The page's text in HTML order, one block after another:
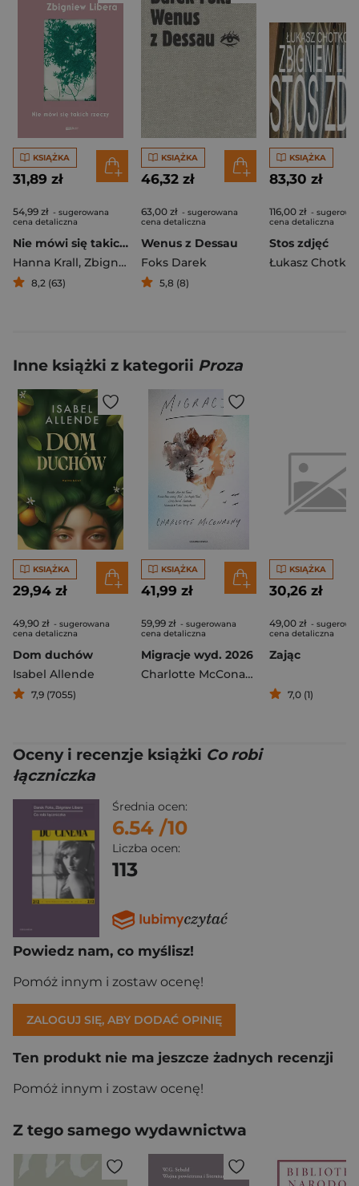
KSIĄŻKA
31,89 zł
54,99 zł - sugerowana
cena detaliczna
Nie mówi się takich rzeczy
Hanna Krall, Zbigniew Libera
8,2 (63)
KSIĄŻKA
46,32 zł
63,00 zł - sugerowana
cena detaliczna
Wenus z Dessau
Foks Darek
5,8 (8)
KSIĄŻKA
83,30 zł
116,00 zł -
cena detaliczna
Stos zdjęć
Inne książki z kategorii Proza
KSIĄŻKA
29,94 zł
49,90 zł - sugerowana
cena detaliczna
Dom duchów
Isabel Allende
7,9 (7055)
KSIĄŻKA
41,99 zł
59,99 zł - sugerowana
cena detaliczna
Migracje wyd. 2026
Charlotte McConaghy
KSIĄŻKA
30,26 zł
49,00 zł -
cena detaliczna
Zając
7,0 (1)
Oceny i recenzje książki Co robi
łączniczka
Średnia ocen:
6.54 /10
Liczba ocen:
113
Powiedz nam, co myślisz!
Pomóż innym i zostaw ocenę!
ZALOGUJ SIĘ, ABY DODAĆ OPINIĘ
Ten produkt nie ma jeszcze żadnych recenzji
Pomóż innym i zostaw ocenę!
Z tego samego wydawnictwa